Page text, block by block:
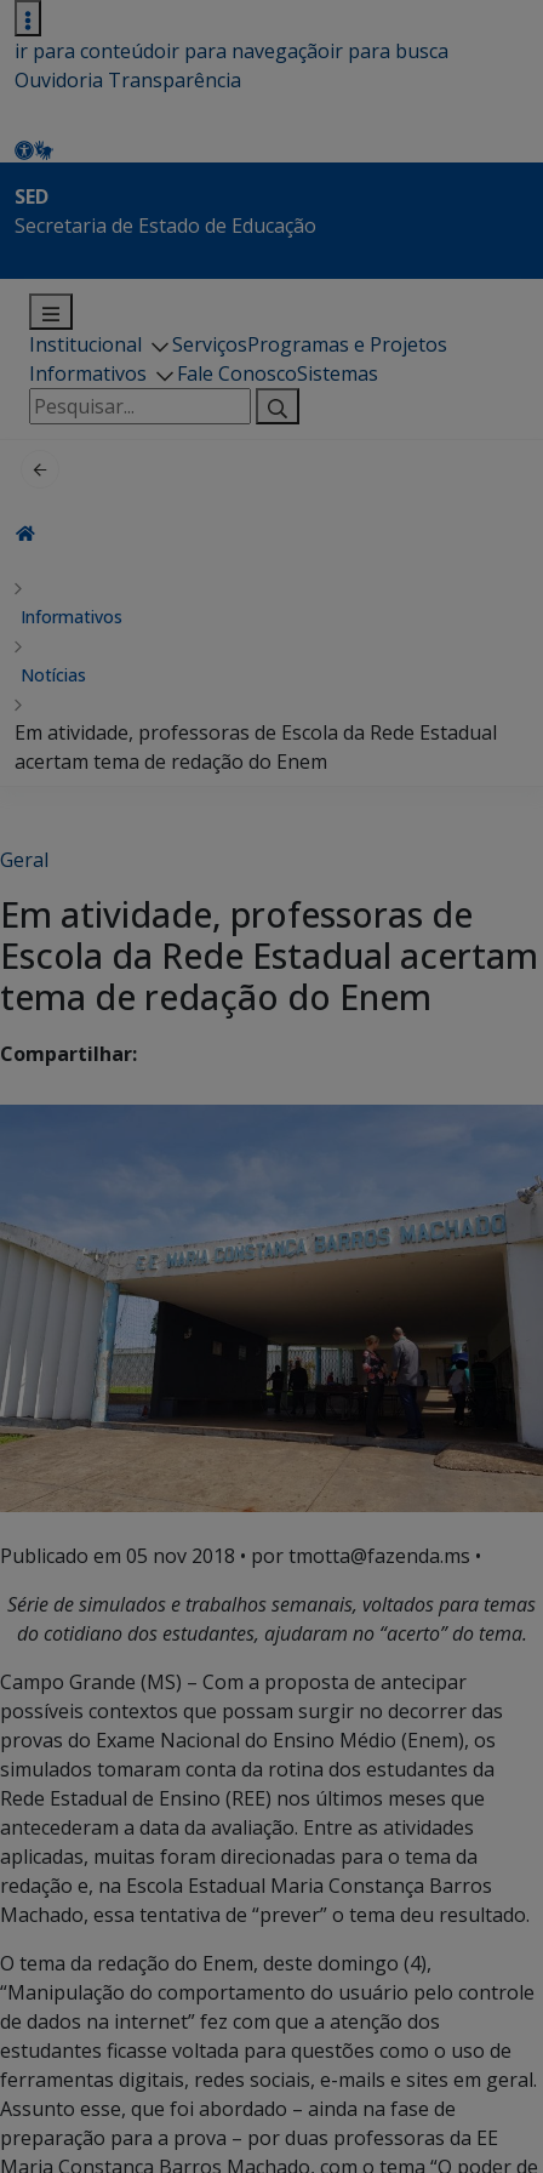
ir para conteúdoir para navegaçãoir para busca
Ouvidoria Transparência
SED
Secretaria de Estado de Educação
Institucional ServiçosProgramas e Projetos
Informativos
Fale ConoscoSistemas
Pesquisar
por:
Informativos
Notícias
Em atividade, professoras de Escola da Rede Estadual
acertam tema de redação do Enem
Geral
Em atividade, professoras de
Escola da Rede Estadual acertam
tema de redação do Enem
Compartilhar:
Publicado em 05 nov 2018 • por tmotta@fazenda.ms •
Série de simulados e trabalhos semanais, voltados para temas
do cotidiano dos estudantes, ajudaram no “acerto” do tema.
Campo Grande (MS) – Com a proposta de antecipar
possíveis contextos que possam surgir no decorrer das
provas do Exame Nacional do Ensino Médio (Enem), os
simulados tomaram conta da rotina dos estudantes da
Rede Estadual de Ensino (REE) nos últimos meses que
antecederam a data da avaliação. Entre as atividades
aplicadas, muitas foram direcionadas para o tema da
redação e, na Escola Estadual Maria Constança Barros
Machado, essa tentativa de “prever” o tema deu resultado.
O tema da redação do Enem, deste domingo (4),
“Manipulação do comportamento do usuário pelo controle
de dados na internet” fez com que a atenção dos
estudantes ficasse voltada para questões como o uso de
ferramentas digitais, redes sociais, e-mails e sites em geral.
Assunto esse, que foi abordado – ainda na fase de
preparação para a prova – por duas professoras da EE
Maria Constança Barros Machado, com o tema “O poder de